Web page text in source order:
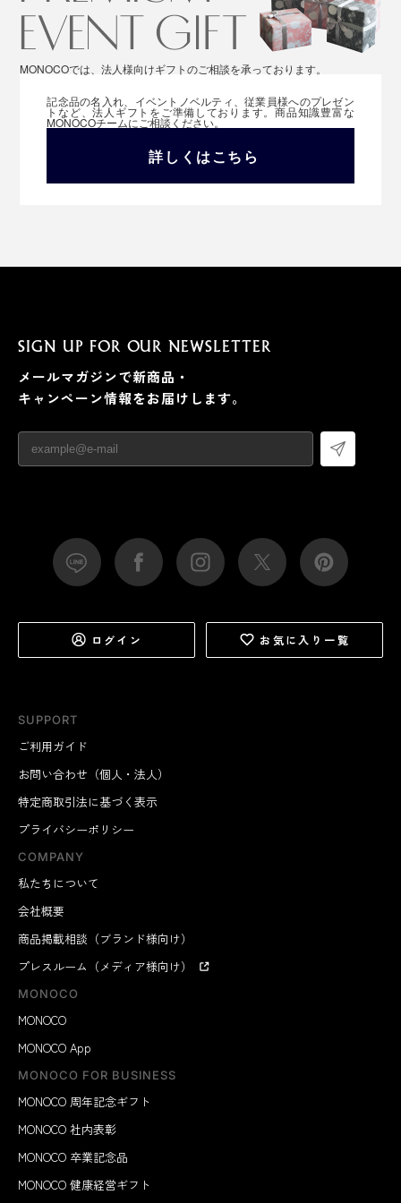
MONOCOでは、法人様向けギフトのご相談を承っております。
記念品の名入れ、イベントノベルティ、従業員様へのプレゼン
トなど、法人ギフトをご準備しております。商品知識豊富な
MONOCOチームにご相談ください。
詳しくはこちら
SUPPORT
ご利用ガイド
お問い合わせ（個人・法人）
特定商取引法に基づく表示
プライバシーポリシー
COMPANY
私たちについて
会社概要
商品掲載相談（ブランド様向け）
プレスルーム（メディア様向け）
MONOCO
MONOCO
MONOCO App
MONOCO FOR BUSINESS
MONOCO 周年記念ギフト
MONOCO 社内表彰
MONOCO 卒業記念品
MONOCO 健康経営ギフト
SIGN UP FOR OUR NEWSLETTER
メールマガジンで新商品・
キャンペーン情報をお届けします。
ログイン お気に入り一覧